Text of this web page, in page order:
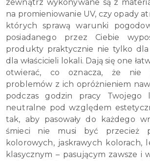
zewnątrz wykonywane są z
na promieniowanie UV, czy opady
których sprawą warunki
posiadanego przez Ciebie
produkty praktycznie nie tylko
dla właścicieli lokali. Dają się one
otwierać, co oznacza, że nie
problemów z ich opróżnieniem
podczas godzin pracy Twojego
neutralne pod względem
tak, aby pasowały do każdego
śmieci nie musi być przecież
kolorowych, jaskrawych kolorach,
klasycznym – pasującym zawsze i